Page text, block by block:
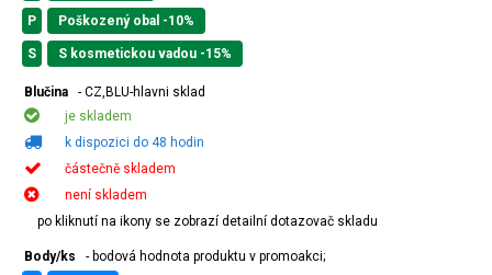
P Poškozený obal -10%
S S kosmetickou vadou -15%
Blučina
- CZ,BLU-hlavni sklad
je skladem
k dispozici do 48 hodin
částečně skladem
není skladem
po kliknutí na ikony se zobrazí detailní dotazovač skladu
Body/ks
- bodová hodnota produktu v promoakci;